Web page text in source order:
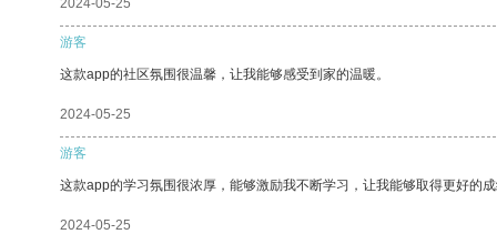
2024-05-25
游客
这款app的社区氛围很温馨，让我能够感受到家的温暖。
2024-05-25
游客
这款app的学习氛围很浓厚，能够激励我不断学习，让我能够取得更好的
2024-05-25